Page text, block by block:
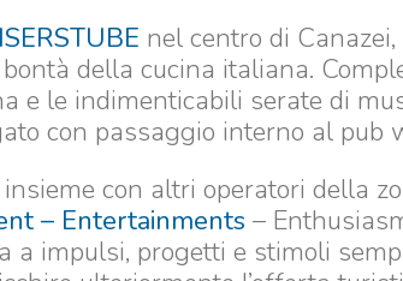
nel centro di
della cucina italiana.
e le indimenticabili serate di
con passaggio interno al pub
con altri operatori della
– Entertainments –
a impulsi, progetti e stimoli